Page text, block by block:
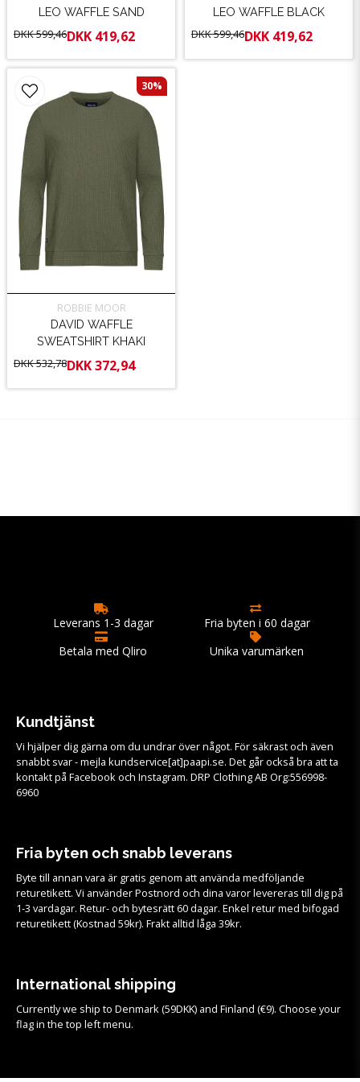
LEO WAFFLE SAND
DKK 599,46DKK 419,62
LEO WAFFLE BLACK
DKK 599,46DKK 419,62
ROBBIE MOOR
DAVID WAFFLE
SWEATSHIRT KHAKI
DKK 532,78DKK 372,94
30%
Leverans 1-3 dagar
Fria byten i 60 dagar
Betala med Qliro
Unika varumärken
Kundtjänst
Vi hjälper dig gärna om du undrar över något. För säkrast och även
snabbt svar - mejla kundservice[at]paapi.se. Det går också bra att ta
kontakt på Facebook och Instagram. DRP Clothing AB Org:556998-
6960
Fria byten och snabb leverans
Byte till annan vara är gratis genom att använda medföljande
returetikett. Vi använder Postnord och dina varor levereras till dig på
1-3 vardagar. Retur- och bytesrätt 60 dagar. Enkel retur med bifogad
returetikett (Kostnad 59kr). Frakt alltid låga 39kr.
International shipping
Currently we ship to Denmark (59DKK) and Finland (€9). Choose your
flag in the top left menu.